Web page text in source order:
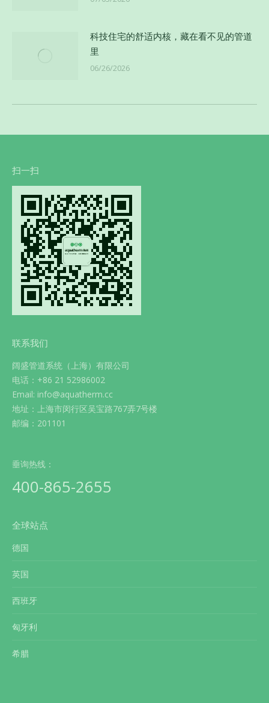
科技住宅的舒适内核，藏在看不见的管道
里
06/26/2026
扫一扫
联系我们
阔盛管道系统（上海）有限公司
电话：+86 21 52986002
Email: info@aquatherm.cc
地址：上海市闵行区吴宝路767弄7号楼
邮编：201101
垂询热线：
400-865-2655
全球站点
德国
英国
西班牙
匈牙利
希腊